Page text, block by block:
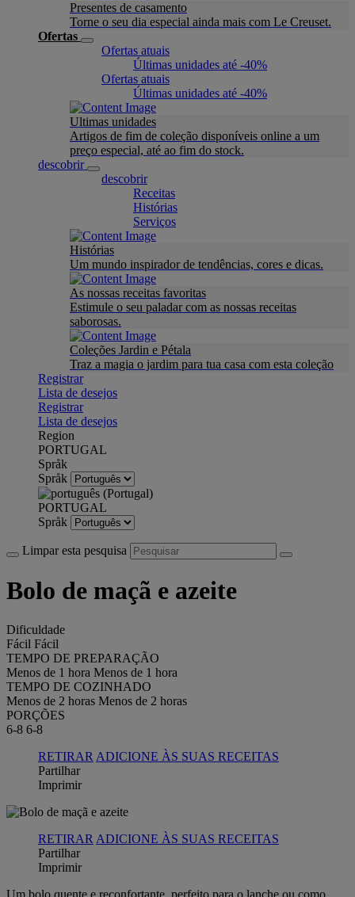
Presentes de casamento
Torne o seu dia especial ainda mais com Le Creuset.
Ofertas
Ofertas atuais
Últimas unidades até -40%
Ofertas atuais
Últimas unidades até -40%
Ultimas unidades
Artigos de fim de coleção disponíveis online a um
preço especial, até ao fim do stock.
descobrir
descobrir
Receitas
Histórias
Serviços
Histórias
Um mundo inspirador de tendências, cores e dicas.
As nossas receitas favoritas
Estimule o seu paladar com as nossas receitas
saborosas.
Coleções Jardin e Pétala
Traz a magia o jardim para tua casa com esta coleção
Registrar
Lista de desejos
Registrar
Lista de desejos
Region
PORTUGAL
Språk
Språk
PORTUGAL
Språk
Limpar esta pesquisa
Bolo de maçã e azeite
Dificuldade
Fácil Fácil
TEMPO DE PREPARAÇÃO
Menos de 1 hora Menos de 1 hora
TEMPO DE COZINHADO
Menos de 2 horas Menos de 2 horas
PORÇÕES
6-8 6-8
RETIRAR ADICIONE ÀS SUAS RECEITAS
Partilhar
Imprimir
RETIRAR ADICIONE ÀS SUAS RECEITAS
Partilhar
Imprimir
Um bolo quente e reconfortante, perfeito para o lanche ou como